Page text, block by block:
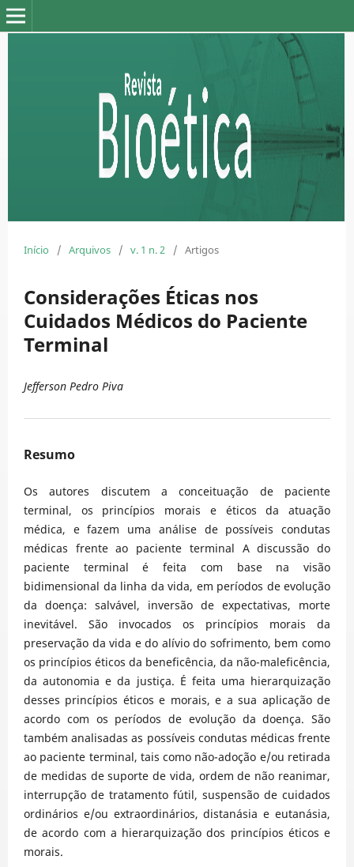
Início / Arquivos / v. 1 n. 2 / Artigos
Considerações Éticas nos
Cuidados Médicos do Paciente
Terminal
Jefferson Pedro Piva
Resumo
Os autores discutem a conceituação de paciente
terminal, os princípios morais e éticos da atuação
médica, e fazem uma análise de possíveis condutas
médicas frente ao paciente terminal A discussão do
paciente terminal é feita com base na visão
bidimensional da linha da vida, em períodos de evolução
da doença: salvável, inversão de expectativas, morte
inevitável. São invocados os princípios morais da
preservação da vida e do alívio do sofrimento, bem como
os princípios éticos da beneficência, da não-maleficência,
da autonomia e da justiça. É feita uma hierarquização
desses princípios éticos e morais, e a sua aplicação de
acordo com os períodos de evolução da doença. São
também analisadas as possíveis condutas médicas frente
ao paciente terminal, tais como não-adoção e/ou retirada
de medidas de suporte de vida, ordem de não reanimar,
interrupção de tratamento fútil, suspensão de cuidados
ordinários e/ou extraordinários, distanásia e eutanásia,
de acordo com a hierarquização dos princípios éticos e
morais.